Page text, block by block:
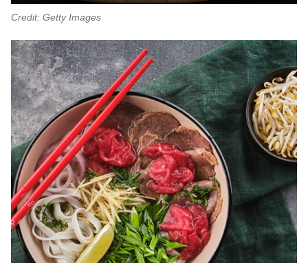
Credit: Getty Images